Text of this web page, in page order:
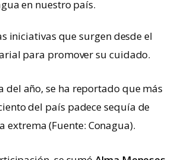
en nuestro país.
iniciativas que surgen desde el
para promover su cuidado.
del año, se ha reportado que más
del país padece sequía de
extrema (Fuente: Conagua).